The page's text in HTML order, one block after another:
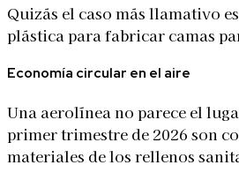
Quizás el caso más llamativo
plástica para fabricar camas
Economía circular en el aire
Una aerolínea no parece el
primer trimestre de 2026 son
materiales de los rellenos